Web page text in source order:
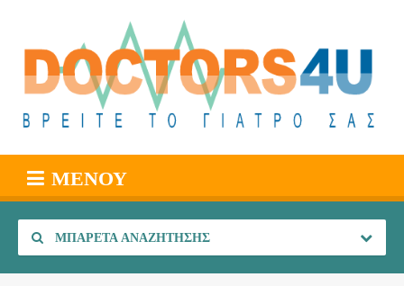
ΜΕΝΟΎ
ΜΠΑΡΈΤΑ ΑΝΑΖΉΤΗΣΗΣ